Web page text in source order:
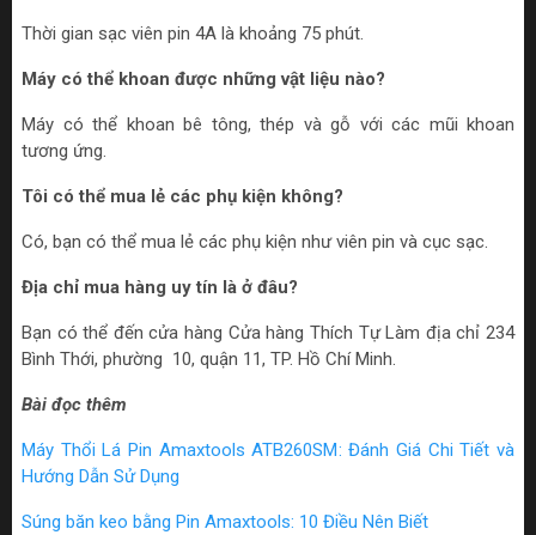
Thời gian sạc viên pin 4A là khoảng 75 phút.
Máy có thể khoan được những vật liệu nào?
Máy có thể khoan bê tông, thép và gỗ với các mũi khoan
tương ứng.
Tôi có thể mua lẻ các phụ kiện không?
Có, bạn có thể mua lẻ các phụ kiện như viên pin và cục sạc.
Địa chỉ mua hàng uy tín là ở đâu?
Bạn có thể đến cửa hàng Cửa hàng Thích Tự Làm địa chỉ 234
Bình Thới, phường 10, quận 11, TP. Hồ Chí Minh.
Bài đọc thêm
Máy Thổi Lá Pin Amaxtools ATB260SM: Đánh Giá Chi Tiết và
Hướng Dẫn Sử Dụng
Súng băn keo bằng Pin Amaxtools: 10 Điều Nên Biết